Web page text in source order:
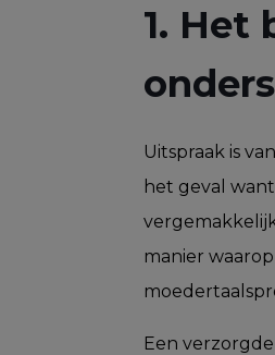
1. Het
Uitspraak is
het geval
manier
Een